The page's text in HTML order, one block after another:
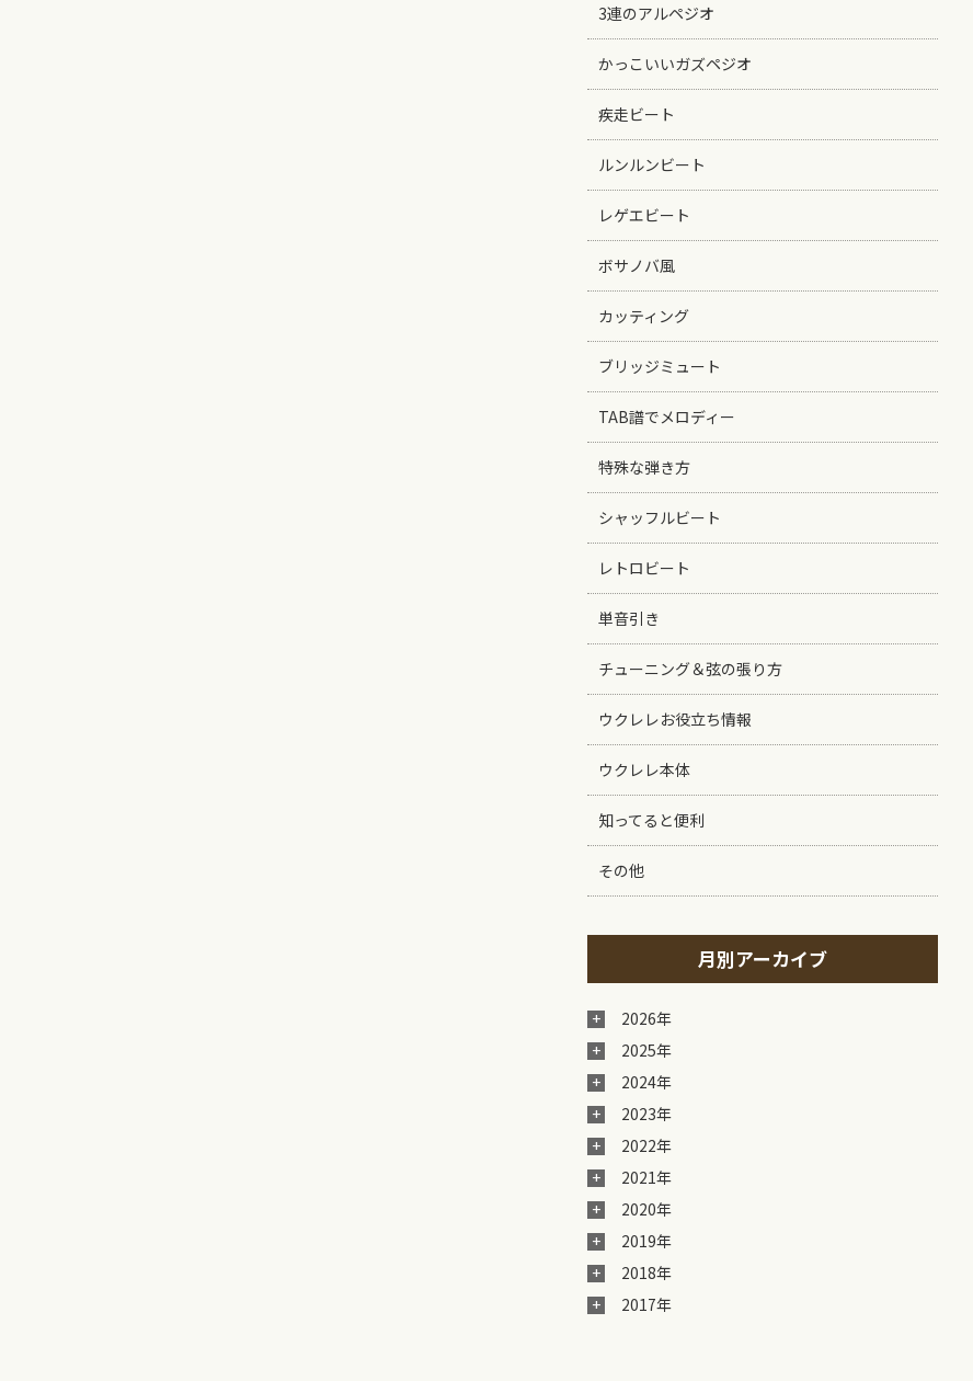
3連のアルペジオ
かっこいいガズペジオ
疾走ビート
ルンルンビート
レゲエビート
ボサノバ風
カッティング
ブリッジミュート
TAB譜でメロディー
特殊な弾き方
シャッフルビート
レトロビート
単音引き
チューニング＆弦の張り方
ウクレレお役立ち情報
ウクレレ本体
知ってると便利
その他
月別アーカイブ
2026年
2025年
2024年
2023年
2022年
2021年
2020年
2019年
2018年
2017年